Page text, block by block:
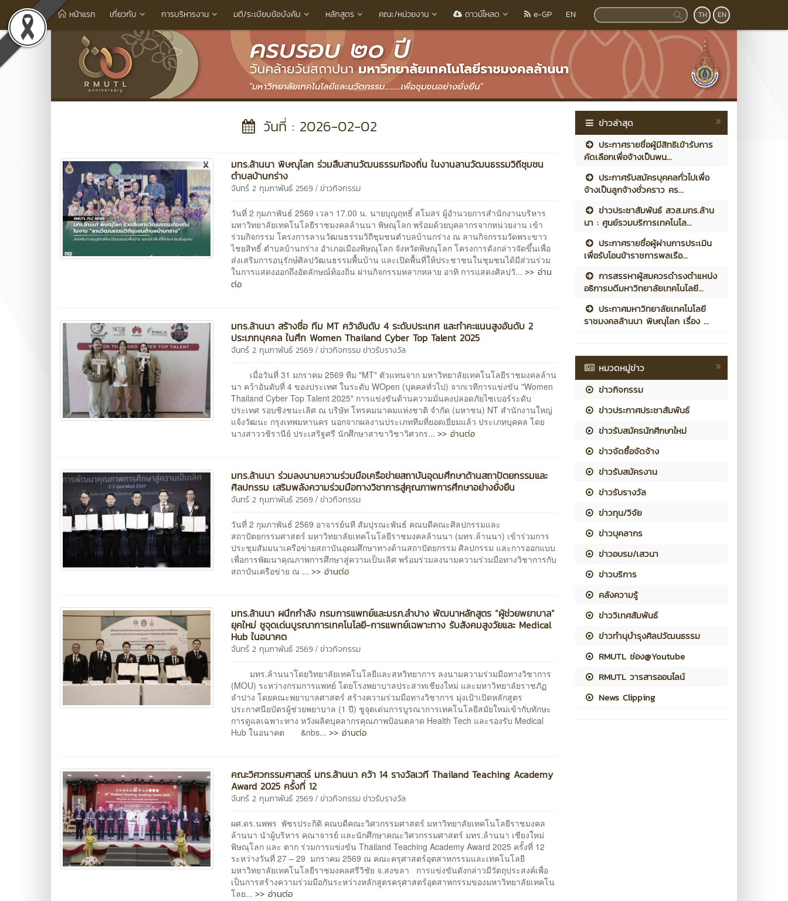
หน้าแรก เกี่ยวกับ การบริหารงาน มติ/ระเบียบข้อบังคับ หลักสูตร คณะ/หน่วยงาน ดาวน์โหลด e-GP EN TH EN
วันที่ : 2026-02-02
มทร.ล้านนา พิษณุโลก ร่วมสืบสานวัฒนธรรมท้องถิ่น ในงานลานวัฒนธรรมวิถีชุมชน
ตำบลบ้านกร่าง
จันทร์ 2 กุมภาพันธ์ 2569 /ข่าวกิจกรรม
วันที่ 2 กุมภาพันธ์ 2569 เวลา 17.00 น. นายบุญฤทธิ์ สโมสร ผู้อำนวยการสำนักงานบริหาร
มหาวิทยาลัยเทคโนโลยีราชมงคลล้านนา พิษณุโลก พร้อมด้วยบุคลากรจากหน่วยงาน เข้า
ร่วมกิจกรรม โครงการลานวัฒนธรรมวิถีชุมชนตำบลบ้านกร่าง ณ ลานกิจกรรมวัดพระขาว
ไชยสิทธิ์ ตำบลบ้านกร่าง อำเภอเมืองพิษณุโลก จังหวัดพิษณุโลก โครงการดังกล่าวจัดขึ้นเพื่อ
ส่งเสริมการอนุรักษ์ศิลปวัฒนธรรมพื้นบ้าน และเปิดพื้นที่ให้ประชาชนในชุมชนได้มีส่วนร่วม
ในการแสดงออกถึงอัตลักษณ์ท้องถิ่น ผ่านกิจกรรมหลากหลาย อาทิ การแสดงศิลปวั...>> อ่าน
ต่อ
มทร.ล้านนา สร้างชื่อ ทีม MT คว้าอันดับ 4 ระดับประเทศ และทำคะแนนสูงอันดับ 2
ประเภทบุคคล ในศึก Women Thailand Cyber Top Talent 2025
จันทร์ 2 กุมภาพันธ์ 2569 /ข่าวกิจกรรม ข่าวรับรางวัล
เมื่อวันที่ 31 มกราคม 2569 ทีม "MT" ตัวแทนจาก มหาวิทยาลัยเทคโนโลยีราชมงคลล้าน
นา คว้าอันดับที่ 4 ของประเทศ ในระดับ WOpen (บุคคลทั่วไป) จากเวทีการแข่งขัน "Women
Thailand Cyber Top Talent 2025" การแข่งขันด้านความมั่นคงปลอดภัยไซเบอร์ระดับ
ประเทศ รอบชิงชนะเลิศ ณ บริษัท โทรคมนาคมแห่งชาติ จำกัด (มหาชน) NT สำนักงานใหญ่
แจ้งวัฒนะ กรุงเทพมหานคร นอกจากผลงานประเภททีมที่ยอดเยี่ยมแล้ว ประเภทบุคคล โดย
นางสาววชิรานีย์ ประเสริฐศรี นักศึกษาสาขาวิชาวิศวกร...>> อ่านต่อ
มทร.ล้านนา ร่วมลงนามความร่วมมือเครือข่ายสถาบันอุดมศึกษาด้านสถาปัตยกรรมและ
ศิลปกรรม เสริมพลังความร่วมมือทางวิชาการสู่คุณภาพการศึกษาอย่างยั่งยืน
จันทร์ 2 กุมภาพันธ์ 2569 /ข่าวกิจกรรม
วันที่ 2 กุมภาพันธ์ 2569 อาจารย์นที สัมปุรณะพันธ์ คณบดีคณะศิลปกรรมและ
สถาปัตยกรรมศาสตร์ มหาวิทยาลัยเทคโนโลยีราชมงคลล้านนา (มทร.ล้านนา) เข้าร่วมการ
ประชุมสัมมนาเครือข่ายสถาบันอุดมศึกษาทางด้านสถาปัตยกรรม ศิลปกรรม และการออกแบบ
เพื่อการพัฒนาคุณภาพการศึกษาสู่ความเป็นเลิศ พร้อมร่วมลงนามความร่วมมือทางวิชาการกับ
สถาบันเครือข่าย ณ ...>> อ่านต่อ
มทร.ล้านนา ผนึกกำลัง กรมการแพทย์และมรภ.ลำปาง พัฒนาหลักสูตร “ผู้ช่วยพยาบาล”
ยุคใหม่ ชูจุดเด่นบูรณาการเทคโนโลยี-การแพทย์เฉพาะทาง รับสังคมสูงวัยและ Medical
Hub ในอนาคต
จันทร์ 2 กุมภาพันธ์ 2569 /ข่าวกิจกรรม
มทร.ล้านนาโดยวิทยาลัยเทคโนโลยีและสหวิทยาการ ลงนามความร่วมมือทางวิชาการ
(MOU) ระหว่างกรมการแพทย์ โดยโรงพยาบาลประสาทเชียงใหม่ และมหาวิทยาลัยราชภัฏ
ลำปาง โดยคณะพยาบาลศาสตร์ สร้างความร่วมมือทางวิชาการ มุ่งเป้าเปิดหลักสูตร
ประกาศนียบัตรผู้ช่วยพยาบาล (1 ปี) ชูจุดเด่นการบูรณาการเทคโนโลยีสมัยใหม่เข้ากับทักษะ
การดูแลเฉพาะทาง หวังผลิตบุคลากรคุณภาพป้อนตลาด Health Tech และรองรับ Medical
Hub ในอนาคต &nbs...>> อ่านต่อ
คณะวิศวกรรมศาสตร์ มทร.ล้านนา คว้า 14 รางวัลเวที Thailand Teaching Academy
Award 2025 ครั้งที่ 12
จันทร์ 2 กุมภาพันธ์ 2569 /ข่าวกิจกรรม ข่าวรับรางวัล
ผศ.ดร.นพพร พัชรประกิติ คณบดีคณะวิศวกรรมศาสตร์ มหาวิทยาลัยเทคโนโลยีราชมงคล
ล้านนา นำผู้บริหาร คณาจารย์ และนักศึกษาคณะวิศวกรรมศาสตร์ มทร.ล้านนา เชียงใหม่
พิษณุโลก และ ตาก ร่วมการแข่งขัน Thailand Teaching Academy Award 2025 ครั้งที่ 12
ระหว่างวันที่ 27 – 29 มกราคม 2569 ณ คณะครุศาสตร์อุตสาหกรรมและเทคโนโลยี
มหาวิทยาลัยเทคโนโลยีราชมงคลศรีวิชัย จ.สงขลา การแข่งขันดังกล่าวมีวัตถุประสงค์เพื่อ
เป็นการสร้างความร่วมมือกันระหว่างหลักสูตรครุศาสตร์อุตสาหกรรมของมหาวิทยาลัยเทคโน
โลย...>> อ่านต่อ
ข่าวล่าสุด
ประกาศรายชื่อผู้มีสิทธิเข้ารับการ
คัดเลือกเพื่อจ้างเป็นพน...
ประกาศรับสมัครบุคคลทั่วไปเพื่อ
จ้างเป็นลูกจ้างชั่วคราว คร...
ข่าวประชาสัมพันธ์ สวส.มทร.ล้าน
นา : ศูนย์รวมบริการเทคโนโล...
ประกาศรายชื่อผู้ผ่านการประเมิน
เพื่อรับโอนข้าราชการพลเรือ...
การสรรหาผู้สมควรดำรงตำแหน่ง
อธิการบดีมหาวิทยาลัยเทคโนโลยี...
ประกาศมหาวิทยาลัยเทคโนโลยี
ราชมงคลล้านนา พิษณุโลก เรื่อง ...
หมวดหมู่ข่าว
ข่าวกิจกรรม
ข่าวประกาศประชาสัมพันธ์
ข่าวรับสมัครนักศึกษาใหม่
ข่าวจัดซื้อจัดจ้าง
ข่าวรับสมัครงาน
ข่าวรับรางวัล
ข่าวทุน/วิจัย
ข่าวบุคลากร
ข่าวอบรม/เสวนา
ข่าวบริการ
คลังความรู้
ข่าววิเทศสัมพันธ์
ข่าวทำนุบำรุงศิลปวัฒนธรรม
RMUTL ช่อง@Youtube
RMUTL วารสารออนไลน์
News Clipping